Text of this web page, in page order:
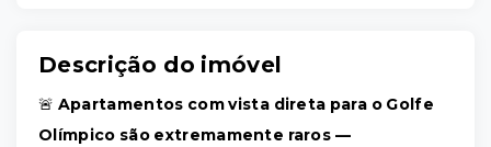
Descrição do imóvel
🚨 Apartamentos com vista direta para o Golfe
Olímpico são extremamente raros —